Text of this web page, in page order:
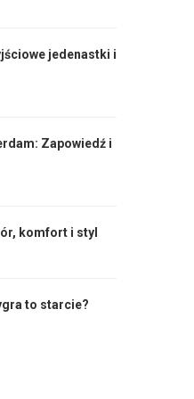
jedenastki i
Zapowiedź i
komfort i styl
to starcie?